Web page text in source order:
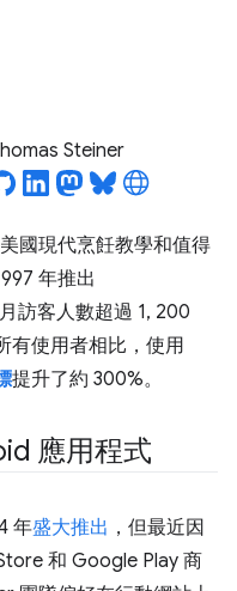
Steiner
國現代烹飪教學和值得
年推出
訪客人數超過 1, 200
有使用者相比，使用
提升了約 300%。
應用程式
年盛大推出 ，但最近因
和 Google Play 商